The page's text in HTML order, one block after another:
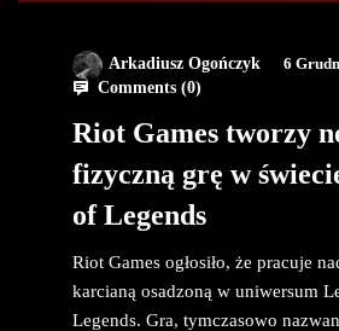
Arkadiusz Ogończyk
6
Comments (0)
Riot Games tworzy
fizyczną grę w
of Legends
Riot Games ogłosiło, że pracuje
karcianą osadzoną w uniwersum
Legends. Gra, tymczasowo